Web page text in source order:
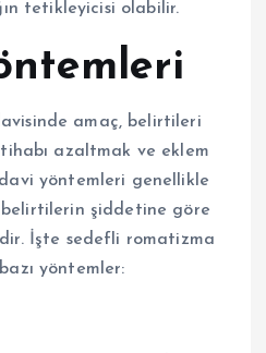
tetikleyicisi olabilir.
amaç, belirtileri
azaltmak ve eklem
yöntemleri genellikle
belirtilerin şiddetine göre
İşte sedefli romatizma
yöntemler: